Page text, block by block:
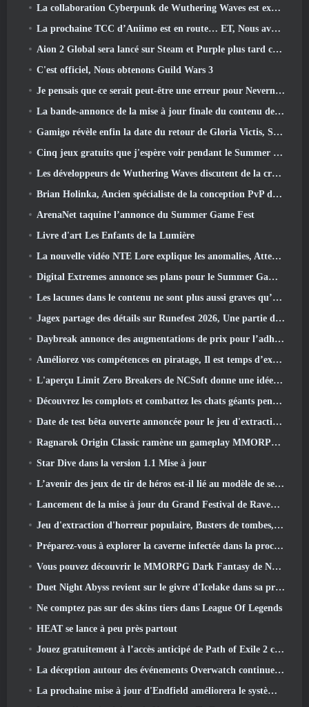
La collaboration Cyberpunk de Wuthering Waves est exactement ce que j'attends de mes événements crossover de jeux vidéo
La prochaine TCC d’Aniimo est en route… ET, Nous avons une fenêtre de lancement officielle
Aion 2 Global sera lancé sur Steam et Purple plus tard cette année
C'est officiel, Nous obtenons Guild Wars 3
Je pensais que ce serait peut-être une erreur pour Neverness To Everness d'organiser l'événement Porsche Collab Gacha si tôt, Mais j'avais tort
La bande-annonce de la mise à jour finale du contenu de Destiny 2 est un cri de ralliement
Gamigo révèle enfin la date du retour de Gloria Victis, Survivra-t-il la deuxième fois?
Cinq jeux gratuits que j'espère voir pendant le Summer Game Fest
Les développeurs de Wuthering Waves discutent de la création de la séquence de combat Lahai-Roi Mech
Brian Holinka, Ancien spécialiste de la conception PvP de World Of Warcraft, Rejoint l’équipe MMO de League Of Legends
ArenaNet taquine l’annonce du Summer Game Fest
Livre d'art Les Enfants de la Lumière
La nouvelle vidéo NTE Lore explique les anomalies, Attendez, Et comment une organisation « secrète » suit tout cela
Digital Extremes annonce ses plans pour le Summer Game Fest
Les lacunes dans le contenu ne sont plus aussi graves qu’avant
Jagex partage des détails sur Runefest 2026, Une partie de la célébration du 25e anniversaire de RuneScape IP
Daybreak annonce des augmentations de prix pour l’adhésion VIP au Seigneur des Anneaux Online
Améliorez vos compétences en piratage, Il est temps d’explorer Night City dans Wuthering Waves
L'aperçu Limit Zero Breakers de NCSoft donne une idée de ce à quoi s'attendre du prochain test du prologue
Découvrez les complots et combattez les chats géants pendant votre temps libre dans la dernière mise à jour de Where Winds Meet
Date de test bêta ouverte annoncée pour le jeu d'extraction Dark Fantasy, Chasseur de Brume
Ragnarok Origin Classic ramène un gameplay MMORPG équitable et CBT ouvre ses portes en juin 4
Star Dive dans la version 1.1 Mise à jour
L’avenir des jeux de tir de héros est-il lié au modèle de service en direct F2P?
Lancement de la mise à jour du Grand Festival de Raven2, avec la nouvelle classe Warlord
Jeu d'extraction d'horreur populaire, Busters de tombes, Lancements en Occident
Préparez-vous à explorer la caverne infectée dans la prochaine mise à jour d'Eterspire
Vous pouvez découvrir le MMORPG Dark Fantasy de Nexon Embers Of The Uncrown pendant le Steam Next Fest
Duet Night Abyss revient sur le givre d'Icelake dans sa prochaine mise à jour Steampunk
Ne comptez pas sur des skins tiers dans League Of Legends
HEAT se lance à peu près partout
Jouez gratuitement à l’accès anticipé de Path of Exile 2 ce week-end
La déception autour des événements Overwatch continue 10 Année anniversaire
La prochaine mise à jour d'Endfield améliorera le système d'usine